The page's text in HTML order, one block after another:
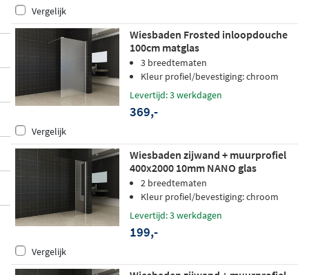
Vergelijk
Wiesbaden Frosted inloopdouche
100cm matglas
3 breedtematen
Kleur profiel/bevestiging: chroom
Levertijd: 3 werkdagen
369,-
Vergelijk
Wiesbaden zijwand + muurprofiel
400x2000 10mm NANO glas
2 breedtematen
Kleur profiel/bevestiging: chroom
Levertijd: 3 werkdagen
199,-
Vergelijk